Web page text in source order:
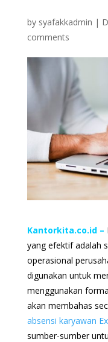
by syafakkadmin |
comments
Kantorkita.co.id –
yang efektif adalah
operasional
digunakan untuk
menggunakan
akan membahas
absensi karyawan
sumber-sumber